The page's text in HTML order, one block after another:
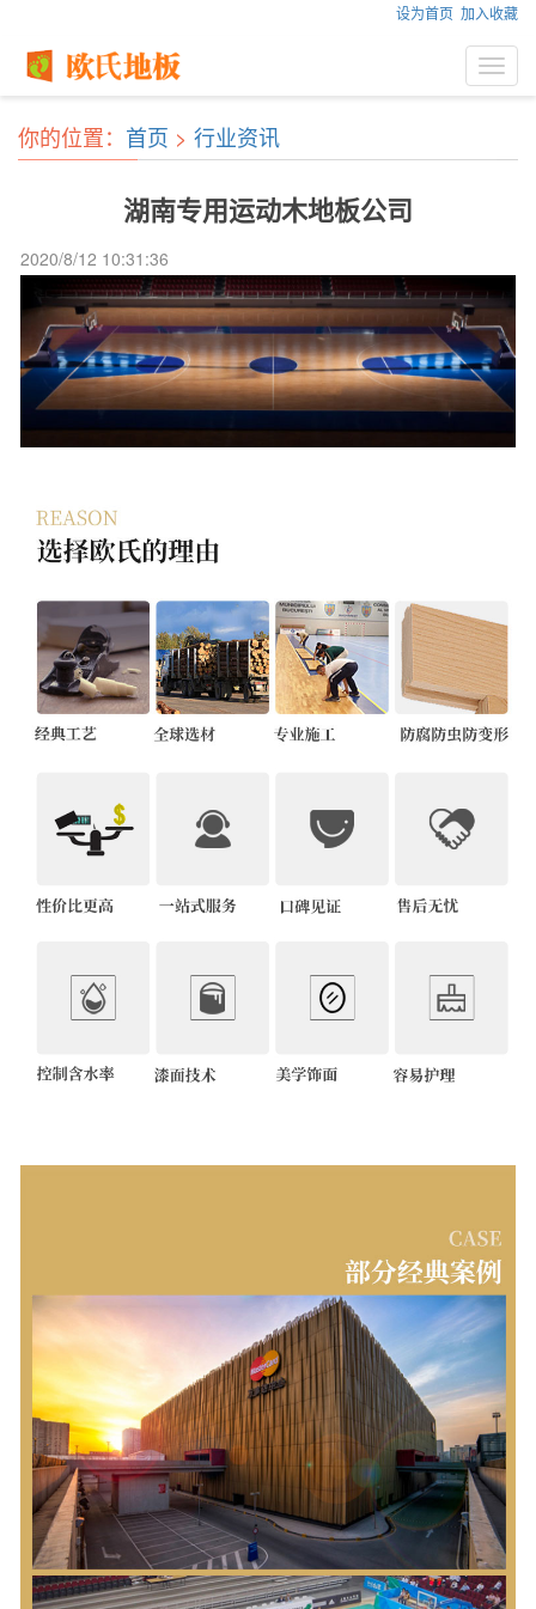
设为首页 加入收藏
你的位置： 首页 > 行业资讯
湖南专用运动木地板公司
2020/8/12 10:31:36